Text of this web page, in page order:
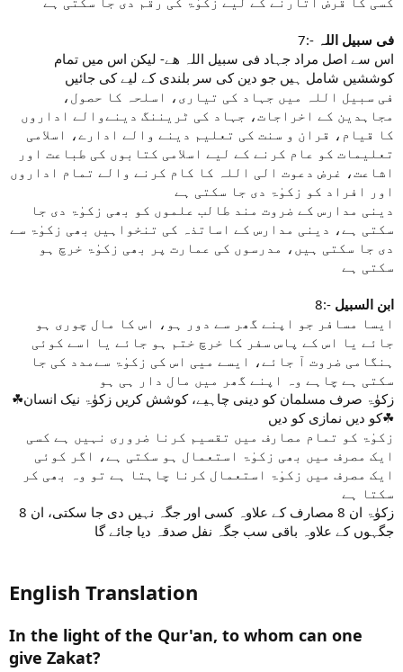
7:- فی سبیل اللہ
اس سے اصل مراد جہاد فی سبیل اللہ ھے- لیکن اس میں تمام
کوششیں شامل ہیں جو دین کی سر بلندی کے لیے کی جائیں
فی سبیل اللہ میں جہاد کی تیاری، اسلحہ کا حصول،
مجاہدین کے اخراجات، جہاد کی ٹریننگ دینےوالے اداروں
کا قیام، قران و سنت کی تعلیم دینے والے ادارے، اسلامی
تعلیمات کو عام کرنے کے لیے اسلامی کتابوں کی طباعت اور
اشاعت، غرض دعوت الی اللہ کا کام کرنے والے تمام اداروں
اور افراد کو زکوٰۃ دی جا سکتی ہے
دینی مدارس کے ضروت مند طالب علموں کو بھی زکوٰۃ دی جا
سکتی ہے، دینی مدارس کے اساتذہ کی تنخواہیں بھی زکوٰۃ سے
دی جا سکتی ہیں، مدرسوں کی عمارت پر بھی زکوٰۃ خرچ ہو
سکتی ہے
8:- ابن السبیل
ایسا مسافر جو اپنے گھر سے دور ہو، اس کا مال چوری ہو
جائے یا اس کے پاس سفر کا خرچ ختم ہو جائے یا اسے کوئی
ہنگامی ضروت آ جائے، ایسے میی اس کی زکوٰۃ سےمدد کی جا
سکتی ہے چاہے وہ اپنے گھر میں مال دار ہی ہو
☘زکوٰۃ صرف مسلمان کو دینی چاہیے، کوشش کریں زکوٰۃ نیک انسان
کو دیں نمازی کو دیں☘
زکوٰۃ کو تمام مصارف میں تقسیم کرنا ضروری نہیں ہے کسی
ایک مصرف میں بھی زکوٰۃ استعمال ہو سکتی ہے، اگر کوئی
ایک مصرف میں زکوٰۃ استعمال کرنا چاہتا ہے تو وہ بھی کر
سکتا ہے
زکوٰۃ ان 8 مصارف کے علاوہ کسی اور جگہ نہیں دی جا سکتی، ان 8
جگہوں کے علاوہ باقی سب جگہ نفل صدقہ دیا جائے گا
English Translation
In the light of the Qur'an, to whom can one
give Zakat?